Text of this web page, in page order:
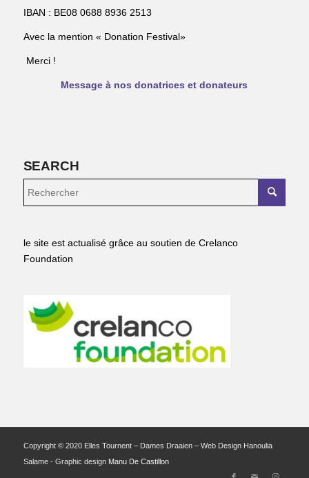
IBAN : BE08 0688 8936 2513
Avec la mention « Donation Festival»
Merci !
Message à nos donatrices et donateurs
SEARCH
le site est actualisé grâce au soutien de Crelanco
Foundation
Copyright © 2020 Elles Tournent – Dames Draaien – Web Design Hanoulia
Salame - Graphic design Manu De Castillon